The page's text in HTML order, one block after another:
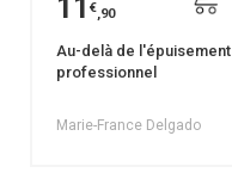
11 €,90
Au-delà de l'épuisement
professionnel
Marie-France Delgado